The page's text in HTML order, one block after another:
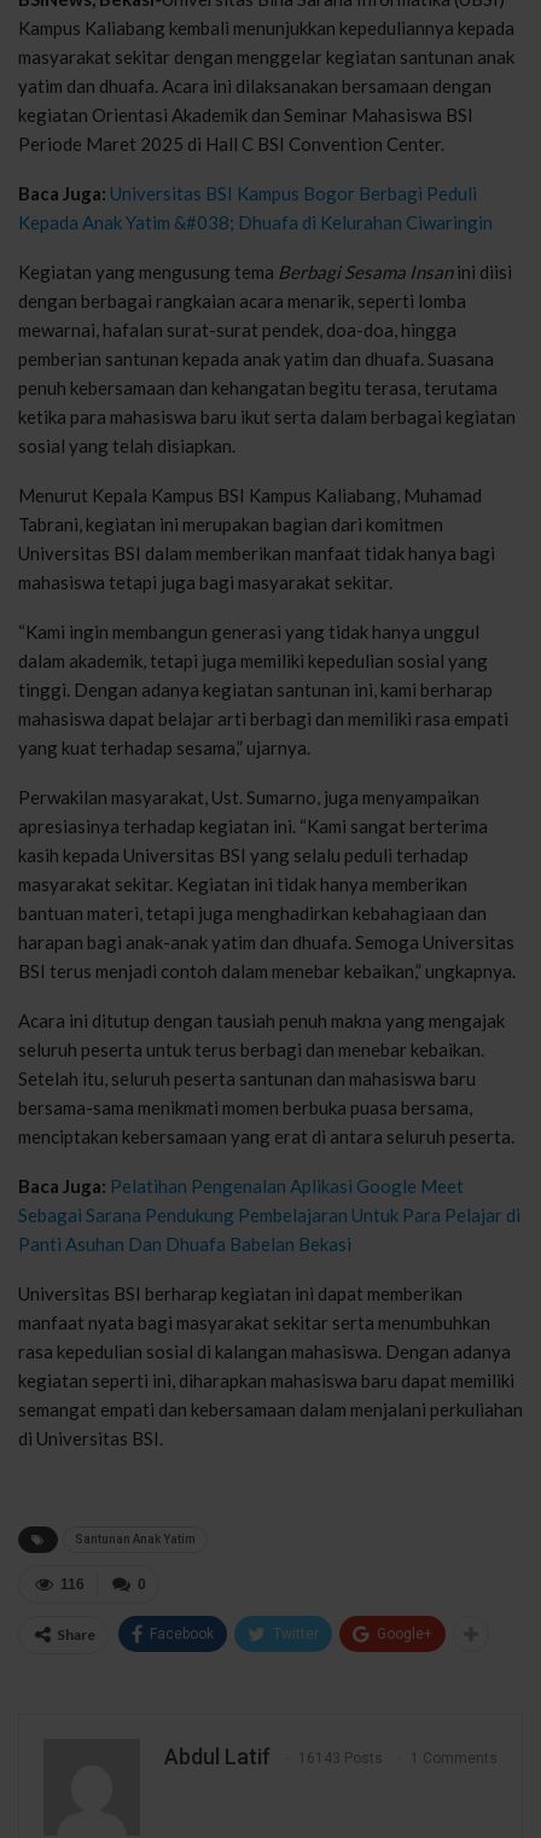
Kampus Kaliabang kembali menunjukkan kepeduliannya kepada
masyarakat sekitar dengan menggelar kegiatan santunan anak
yatim dan dhuafa. Acara ini dilaksanakan bersamaan dengan
kegiatan Orientasi Akademik dan Seminar Mahasiswa BSI
Periode Maret 2025 di Hall C BSI Convention Center.
Baca Juga: Universitas BSI Kampus Bogor Berbagi Peduli
Kepada Anak Yatim &#038; Dhuafa di Kelurahan Ciwaringin
Kegiatan yang mengusung tema Berbagi Sesama Insanini diisi
dengan berbagai rangkaian acara menarik, seperti lomba
mewarnai, hafalan surat-surat pendek, doa-doa, hingga
pemberian santunan kepada anak yatim dan dhuafa. Suasana
penuh kebersamaan dan kehangatan begitu terasa, terutama
ketika para mahasiswa baru ikut serta dalam berbagai kegiatan
sosial yang telah disiapkan.
Menurut Kepala Kampus BSI Kampus Kaliabang, Muhamad
Tabrani, kegiatan ini merupakan bagian dari komitmen
Universitas BSI dalam memberikan manfaat tidak hanya bagi
mahasiswa tetapi juga bagi masyarakat sekitar.
“Kami ingin membangun generasi yang tidak hanya unggul
dalam akademik, tetapi juga memiliki kepedulian sosial yang
tinggi. Dengan adanya kegiatan santunan ini, kami berharap
mahasiswa dapat belajar arti berbagi dan memiliki rasa empati
yang kuat terhadap sesama,” ujarnya.
Perwakilan masyarakat, Ust. Sumarno, juga menyampaikan
apresiasinya terhadap kegiatan ini. “Kami sangat berterima
kasih kepada Universitas BSI yang selalu peduli terhadap
masyarakat sekitar. Kegiatan ini tidak hanya memberikan
bantuan materi, tetapi juga menghadirkan kebahagiaan dan
harapan bagi anak-anak yatim dan dhuafa. Semoga Universitas
BSI terus menjadi contoh dalam menebar kebaikan,” ungkapnya.
Acara ini ditutup dengan tausiah penuh makna yang mengajak
seluruh peserta untuk terus berbagi dan menebar kebaikan.
Setelah itu, seluruh peserta santunan dan mahasiswa baru
bersama-sama menikmati momen berbuka puasa bersama,
menciptakan kebersamaan yang erat di antara seluruh peserta.
Baca Juga: Pelatihan Pengenalan Aplikasi Google Meet
Sebagai Sarana Pendukung Pembelajaran Untuk Para Pelajar di
Panti Asuhan Dan Dhuafa Babelan Bekasi
Universitas BSI berharap kegiatan ini dapat memberikan
manfaat nyata bagi masyarakat sekitar serta menumbuhkan
rasa kepedulian sosial di kalangan mahasiswa. Dengan adanya
kegiatan seperti ini, diharapkan mahasiswa baru dapat memiliki
semangat empati dan kebersamaan dalam menjalani perkuliahan
di Universitas BSI.
Santunan Anak Yatim
0
116
Share Facebook Twitter Google+
Abdul Latif 16143 Posts 1 Comments